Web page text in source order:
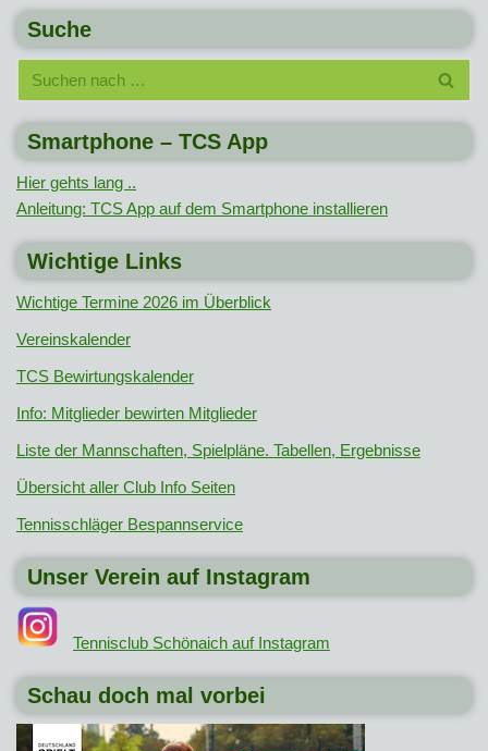
Suche
Smartphone – TCS App
Hier gehts lang ..
Anleitung: TCS App auf dem Smartphone installieren
Wichtige Links
Wichtige Termine 2026 im Überblick
Vereinskalender
TCS Bewirtungskalender
Info: Mitglieder bewirten Mitglieder
Liste der Mannschaften, Spielpläne. Tabellen, Ergebnisse
Übersicht aller Club Info Seiten
Tennisschläger Bespannservice
Unser Verein auf Instagram
Tennisclub Schönaich auf Instagram
Schau doch mal vorbei